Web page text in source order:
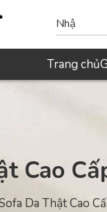
Trang chủ
Cao
Da Thật Cao